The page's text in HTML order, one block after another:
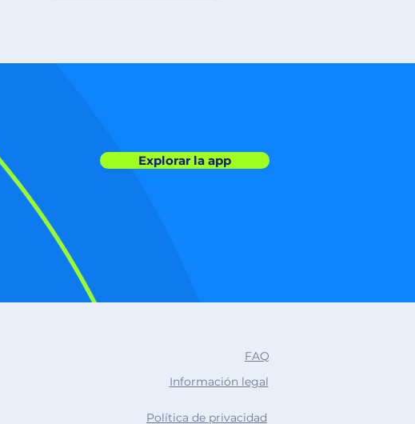
Explorar la app
FAQ
Información legal
Política de privacidad